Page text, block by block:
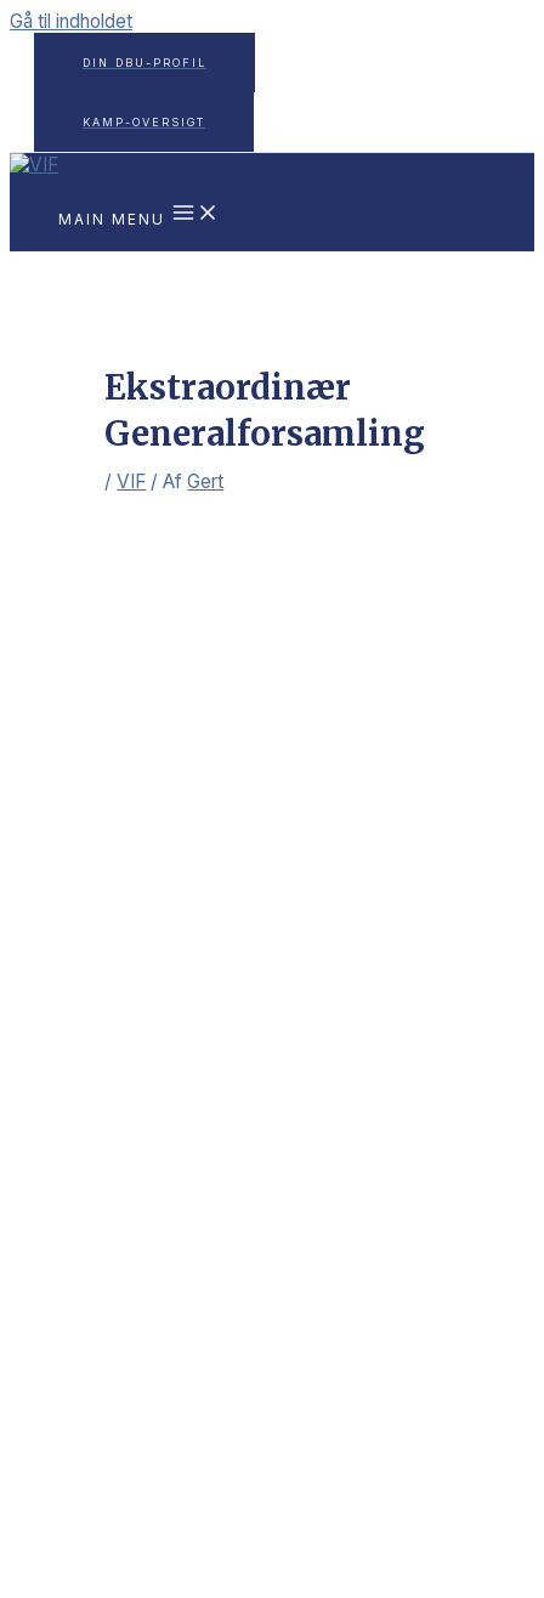
Gå til indholdet
DIN DBU-PROFIL
KAMP-OVERSIGT
MAIN MENU
Ekstraordinær
Generalforsamling
/VIF / AfGert